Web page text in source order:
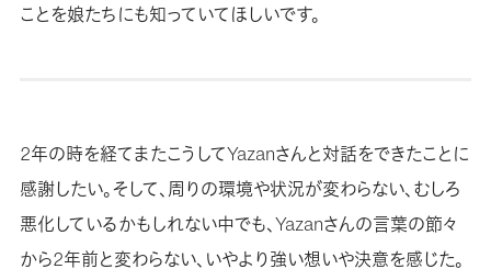
ことを娘たちにも知っていてほしいです。
2年の時を経てまたこうしてYazanさんと対話をできたことに
感謝したい。そして、周りの環境や状況が変わらない、むしろ
悪化しているかもしれない中でも、Yazanさんの言葉の節々
から2年前と変わらない、いやより強い想いや決意を感じた。